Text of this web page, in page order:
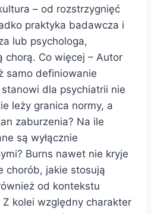
– od rozstrzygnięć
praktyka badawcza i
lub psychologa,
chorą. Co więcej – Autor
samo definiowanie
dla psychiatrii nie
leży granica normy, a
zaburzenia? Na ile
są wyłącznie
Burns nawet nie kryje
chorób, jakie stosują
od kontekstu
Z kolei względny charakter